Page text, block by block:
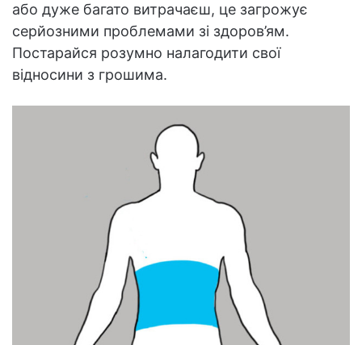
або дуже багато витрачаєш, це загрожує
серйозними проблемами зі здоров’ям.
Постарайся розумно налагодити свої
відносини з грошима.